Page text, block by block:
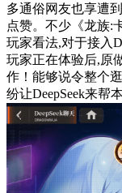
多通俗网友也享遭
点赞。不少《龙族:
玩家看法,对于接入
玩家正在体验后,原
作！能够说令整个
纷让DeepSeek来帮